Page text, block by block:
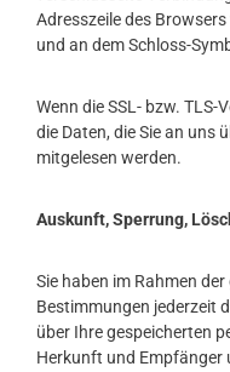
Adresszeile des
und an dem Schloss-
Wenn die SSL- bzw.
die Daten, die Sie an uns
mitgelesen werden.
Auskunft, Sperrung,
Sie haben im Rahmen
Bestimmungen jederzeit
über Ihre gespeicherten
Herkunft und Empfänger